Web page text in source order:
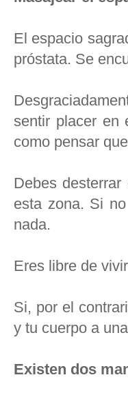
El espacio
próstata. Se
sentir placer en
como pensar
Debes
esta zona. Si
nada.
Eres libre de
Si, por el
y tu cuerpo a
Existen dos